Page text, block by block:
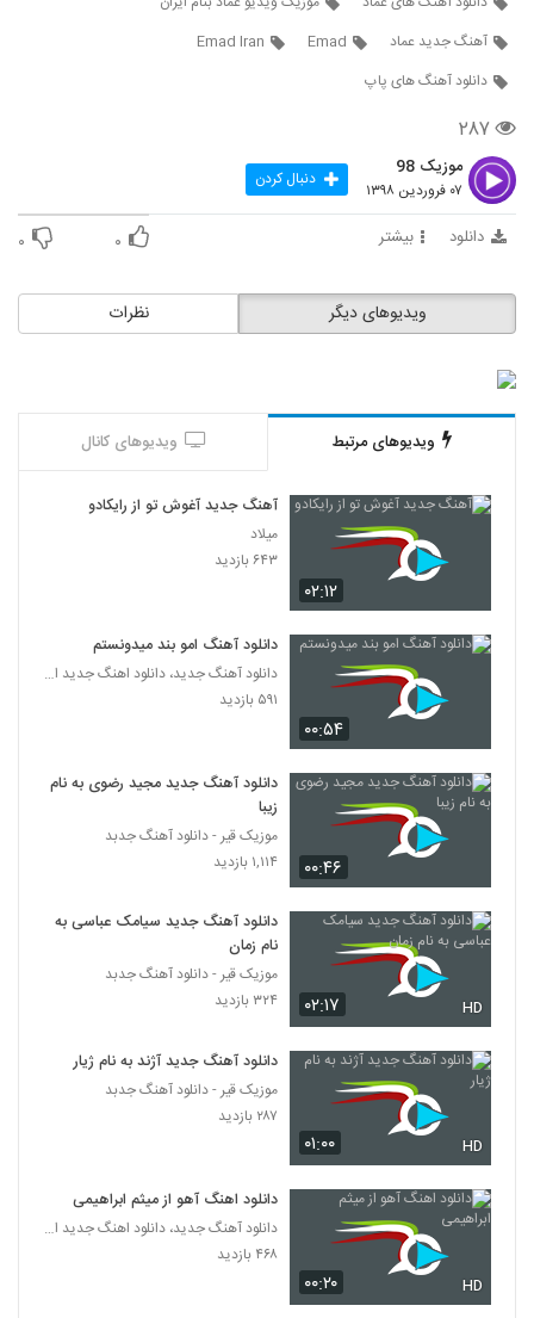
2640
2642
Ali Farokhi Yar Umad
2643
2644
Amir Tataloo Mix
امید مرادی آهنگ عکس دوتایی
Vahid Ramezani Bi To
آهنگ سال نو از افق(پاپ)
Paya Paydar Mohem
آهنگ یونس اسدپور بنام ساقی کجایی
2651
۳۲۰ بازدید
2652
Hamid Asghari Mane Bi To
۲۹۹ بازدید
دانلود آهنگ امیر خلوت ارباب شهر من
احمدرضا نبی زاده آهنگ با تو آرومم
آهنگ جدید عماد
Emad
Emad Iran
دانلود آهنگ های پاپ
۲۸۷
موزیک 98
۰۷ فروردین ۱۳۹۸ دنبال کردن
دانلود بیشتر ۰ ۰
نظرات ویدیوهای دیگر
ویدیوهای مرتبط ویدیوهای کانال
۰۲:۱۲
آهنگ جدید آغوش تو از رایکادو
میلاد
۶۴۳ بازدید
۰۰:۵۴
دانلود آهنگ امو بند میدونستم
دانلود آهنگ جدید، دانلود اهنگ جدید ایرانی
۵۹۱ بازدید
۰۰:۴۶
دانلود آهنگ جدید مجید رضوی به نام
زیبا
موزیک قیر - دانلود آهنگ جدبد
۱,۱۱۴ بازدید
۰۲:۱۷ HD
دانلود آهنگ جدید سیامک عباسی به
نام زمان
موزیک قیر - دانلود آهنگ جدبد
۳۲۴ بازدید
۰۱:۰۰ HD
دانلود آهنگ جدید آژند به نام ژیار
موزیک قیر - دانلود آهنگ جدبد
۲۸۷ بازدید
۰۰:۲۰ HD
دانلود اهنگ آهو از میثم ابراهیمی
دانلود آهنگ جدید، دانلود اهنگ جدید ایرانی
۴۶۸ بازدید